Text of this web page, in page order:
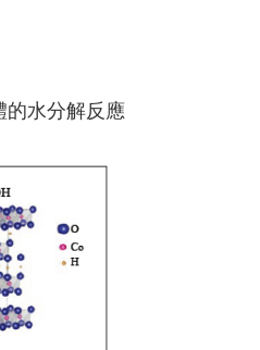
水分解反應